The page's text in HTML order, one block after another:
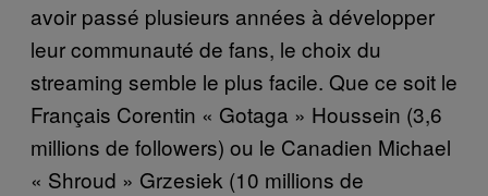
avoir passé plusieurs années à développer
leur communauté de fans, le choix du
streaming semble le plus facile. Que ce soit le
Français Corentin « Gotaga » Houssein (3,6
millions de followers) ou le Canadien Michael
« Shroud » Grzesiek (10 millions de